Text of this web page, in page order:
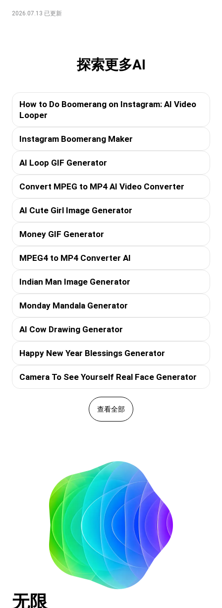
2026.07.13 已更新
探索更多AI
How to Do Boomerang on Instagram: AI Video
Looper
Instagram Boomerang Maker
AI Loop GIF Generator
Convert MPEG to MP4 AI Video Converter
AI Cute Girl Image Generator
Money GIF Generator
MPEG4 to MP4 Converter AI
Indian Man Image Generator
Monday Mandala Generator
AI Cow Drawing Generator
Happy New Year Blessings Generator
Camera To See Yourself Real Face Generator
查看全部
无限